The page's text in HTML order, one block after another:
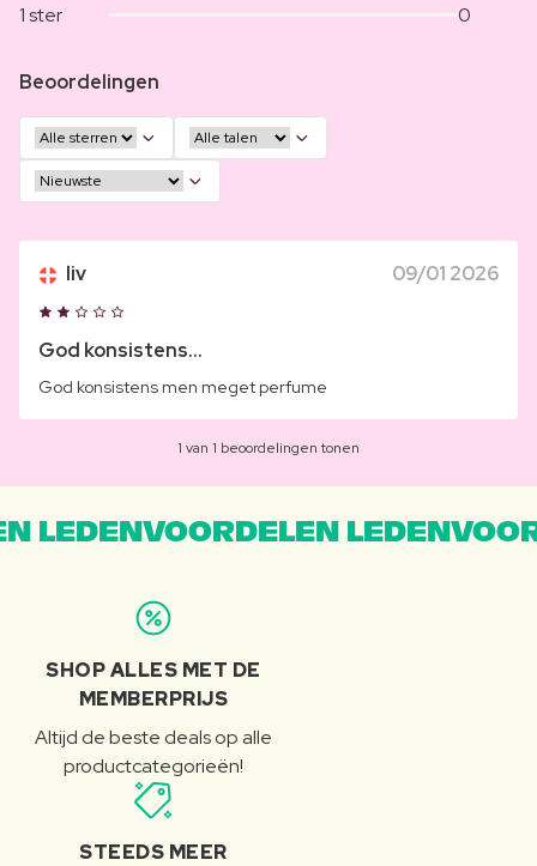
1 ster
0
Beoordelingen
liv 09/01 2026
God konsistens...
God konsistens men meget perfume
1 van 1 beoordelingen tonen
LEDENVOORDELEN
SHOP ALLES MET DE
MEMBERPRIJS
Altijd de beste deals op alle
productcategorieën!
STEEDS MEER